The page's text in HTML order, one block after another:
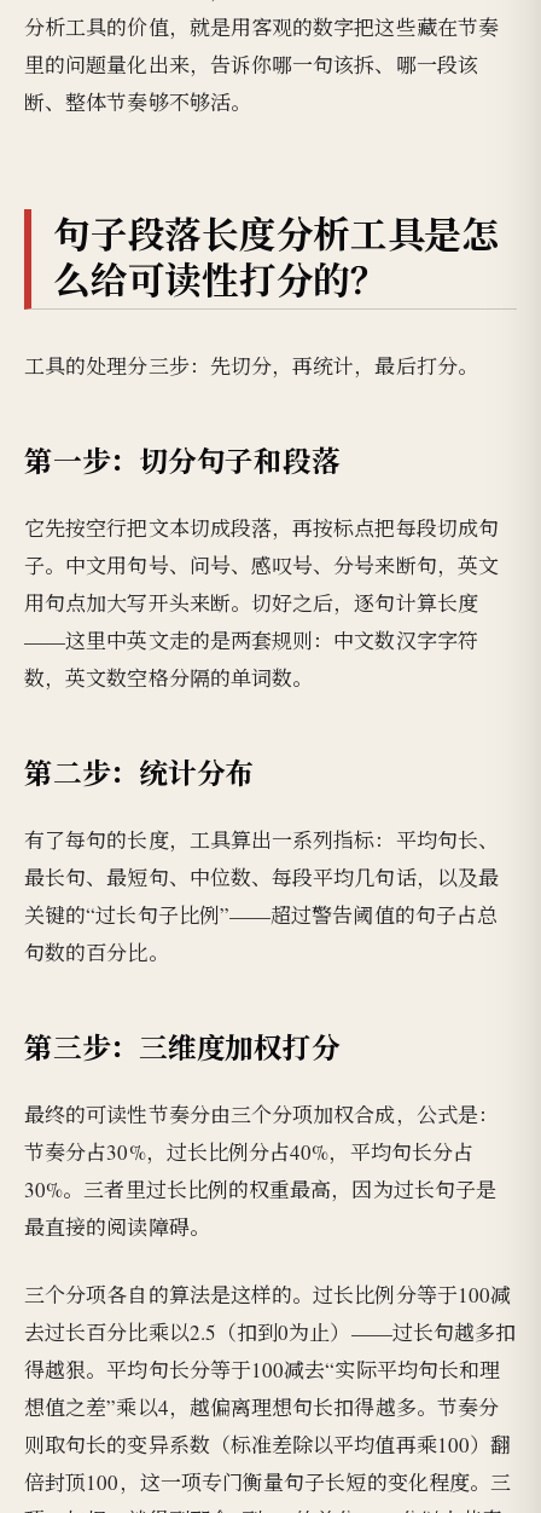
分析工具的价值，就是用客观的数字把这些藏在节奏
里的问题量化出来，告诉你哪一句该拆、哪一段该
断、整体节奏够不够活。
句子段落长度分析工具是怎
么给可读性打分的？
工具的处理分三步：先切分，再统计，最后打分。
第一步：切分句子和段落
它先按空行把文本切成段落，再按标点把每段切成句
子。中文用句号、问号、感叹号、分号来断句，英文
用句点加大写开头来断。切好之后，逐句计算长度
——这里中英文走的是两套规则：中文数汉字字符
数，英文数空格分隔的单词数。
第二步：统计分布
有了每句的长度，工具算出一系列指标：平均句长、
最长句、最短句、中位数、每段平均几句话，以及最
关键的“过长句子比例”——超过警告阈值的句子占总
句数的百分比。
第三步：三维度加权打分
最终的可读性节奏分由三个分项加权合成，公式是：
节奏分占30%，过长比例分占40%，平均句长分占
30%。三者里过长比例的权重最高，因为过长句子是
最直接的阅读障碍。
三个分项各自的算法是这样的。过长比例分等于100减
去过长百分比乘以2.5（扣到0为止）——过长句越多扣
得越狠。平均句长分等于100减去“实际平均句长和理
想值之差”乘以4，越偏离理想句长扣得越多。节奏分
则取句长的变异系数（标准差除以平均值再乘100）翻
倍封顶100，这一项专门衡量句子长短的变化程度。三